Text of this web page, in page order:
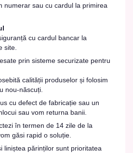
numerar sau cu cardul la primirea
cu cardul bancar la
site.
prin sisteme securizate pentru
calității produselor și folosim
nou-născuți.
cu defect de fabricație sau un
sau vom returna banii.
în termen de 14 zile de la
găsi rapid o soluție.
liniștea părinților sunt prioritatea